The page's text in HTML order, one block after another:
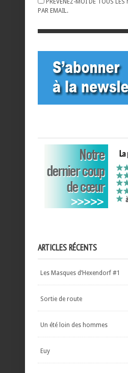
PAR EMAIL.
ARTICLES RÉCENTS
Les Masques d’Hexendorf #1
Sortie de route
Un été loin des hommes
Euy